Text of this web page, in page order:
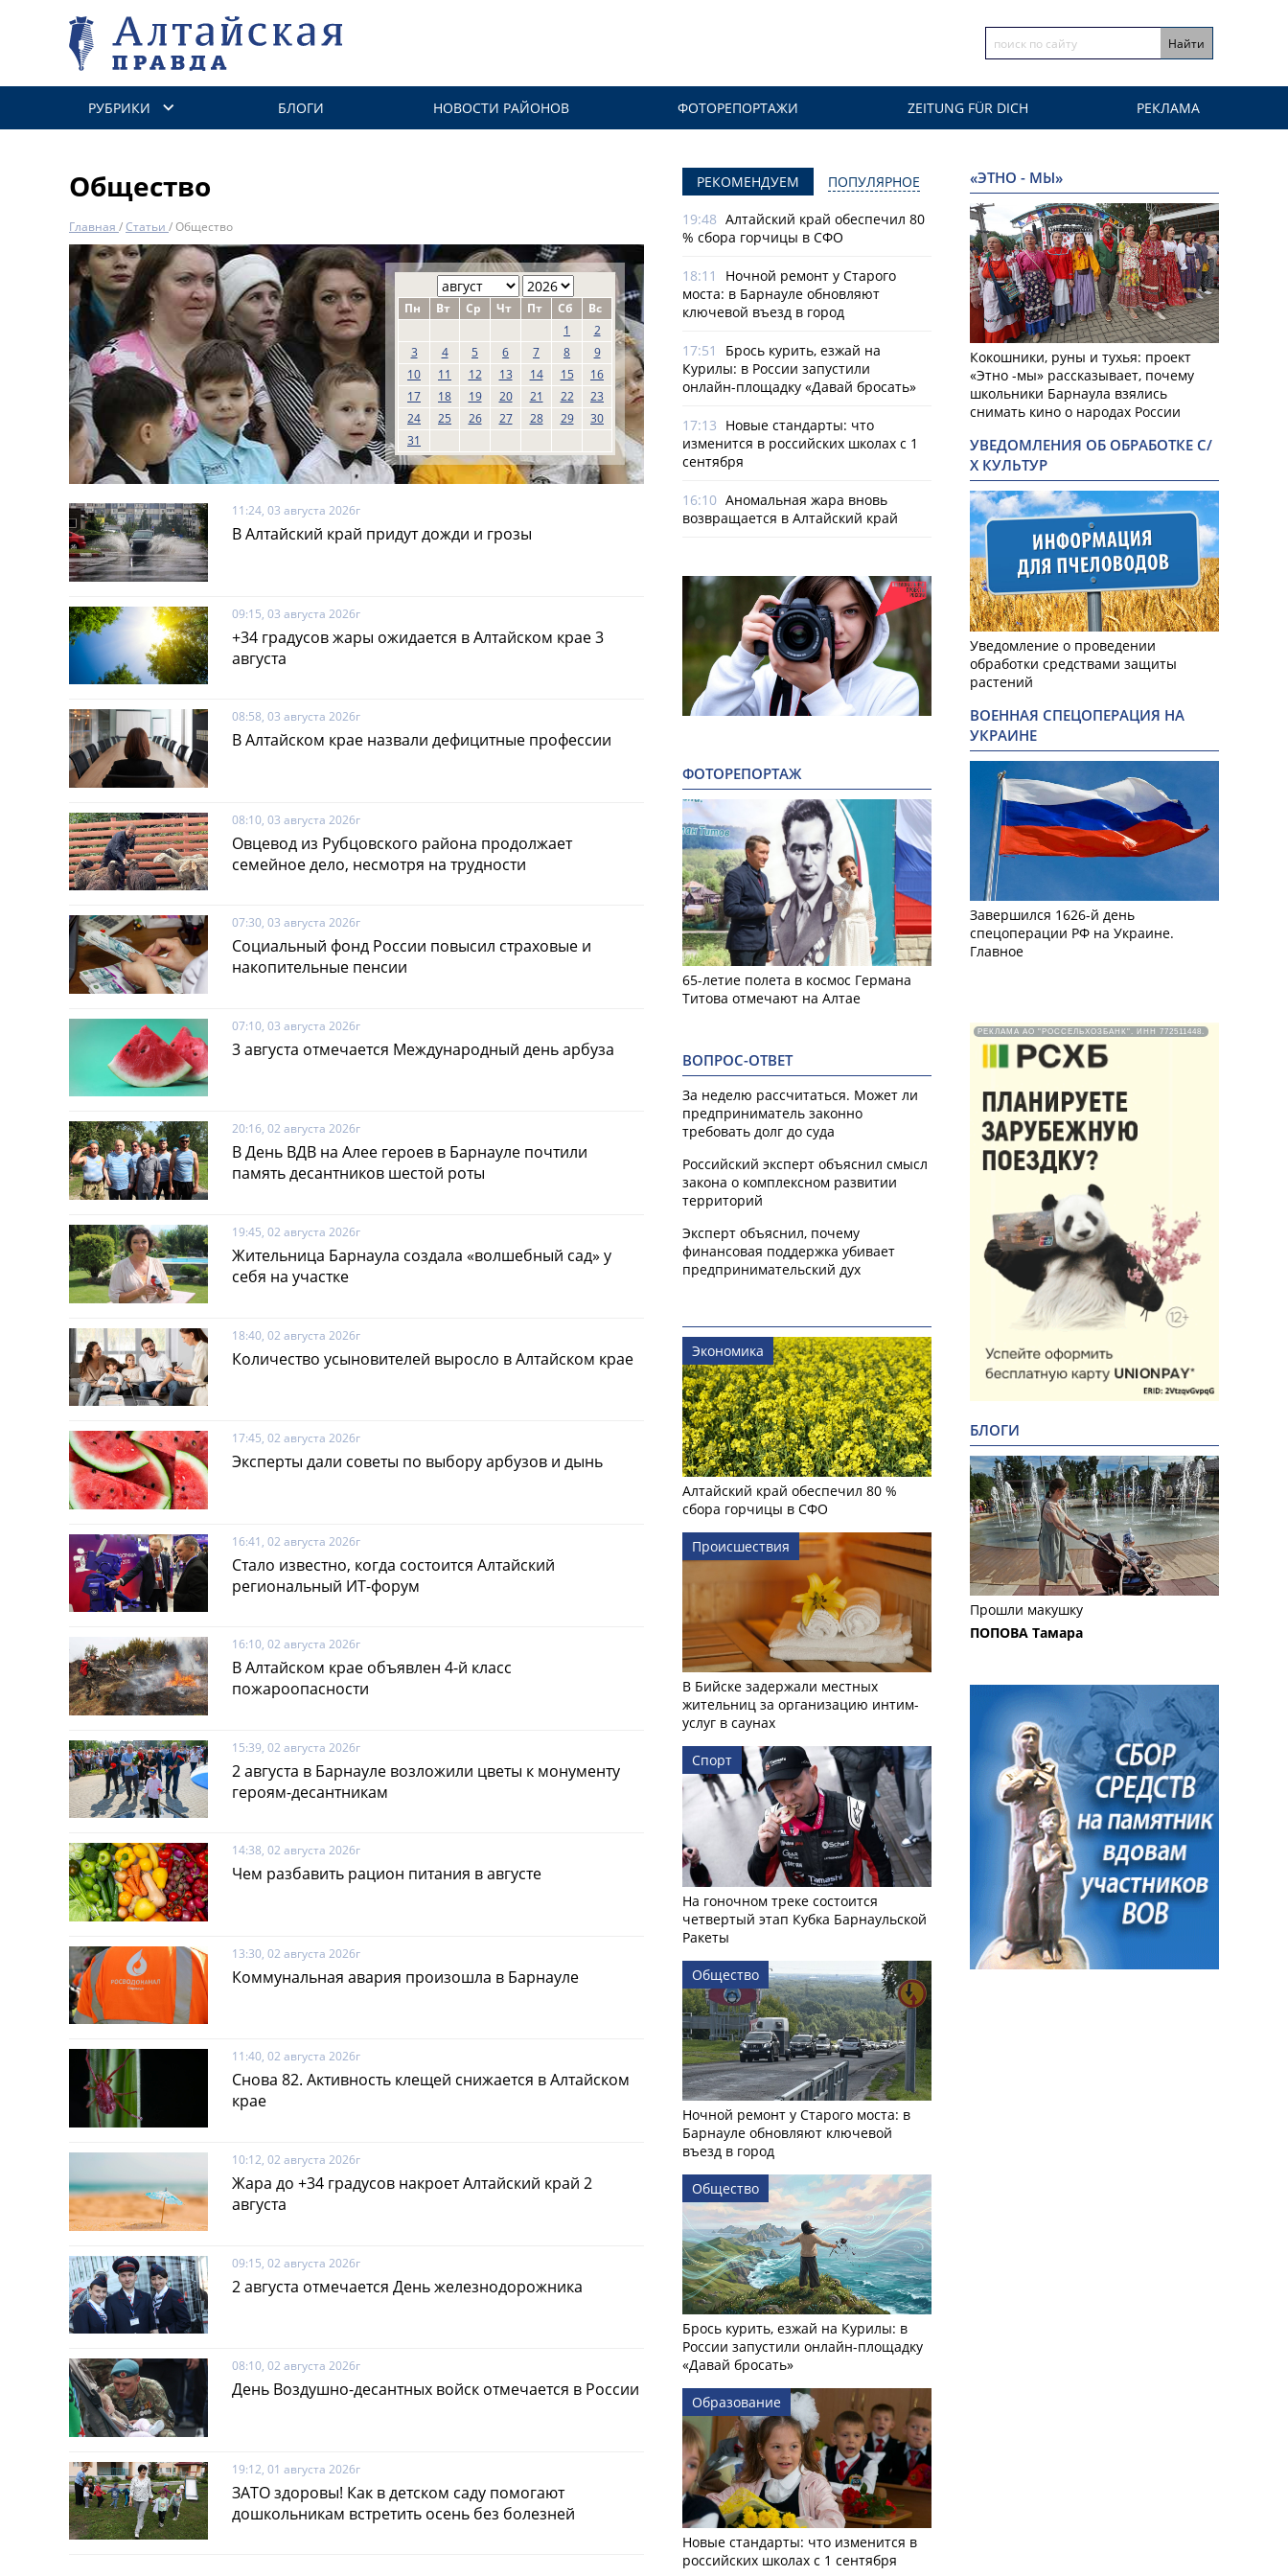
РУБРИКИ БЛОГИ НОВОСТИ РАЙОНОВ ФОТОРЕПОРТАЖИ ZEITUNG FÜR DICH РЕКЛАМА
Общество
Главная /Статьи /Общество
Пн Вт Ср Чт Пт Сб
Вс
1
2
3
4 5 6 7 8
9
10
11 12 13 14 15
16
17
18 19 20 21 22
23
24
25 26 27 28 29
30
31
11:24, 03 августа 2026г
В Алтайский край придут дожди и грозы
09:15, 03 августа 2026г
+34 градусов жары ожидается в Алтайском крае 3
августа
08:58, 03 августа 2026г
В Алтайском крае назвали дефицитные профессии
08:10, 03 августа 2026г
Овцевод из Рубцовского района продолжает
семейное дело, несмотря на трудности
07:30, 03 августа 2026г
Социальный фонд России повысил страховые и
накопительные пенсии
07:10, 03 августа 2026г
3 августа отмечается Международный день арбуза
20:16, 02 августа 2026г
В День ВДВ на Алее героев в Барнауле почтили
память десантников шестой роты
19:45, 02 августа 2026г
Жительница Барнаула создала «волшебный сад» у
себя на участке
18:40, 02 августа 2026г
Количество усыновителей выросло в Алтайском крае
17:45, 02 августа 2026г
Эксперты дали советы по выбору арбузов и дынь
16:41, 02 августа 2026г
Стало известно, когда состоится Алтайский
региональный ИТ-форум
16:10, 02 августа 2026г
В Алтайском крае объявлен 4-й класс
пожароопасности
15:39, 02 августа 2026г
2 августа в Барнауле возложили цветы к монументу
героям-десантникам
14:38, 02 августа 2026г
Чем разбавить рацион питания в августе
13:30, 02 августа 2026г
Коммунальная авария произошла в Барнауле
11:40, 02 августа 2026г
Снова 82. Активность клещей снижается в Алтайском
крае
10:12, 02 августа 2026г
Жара до +34 градусов накроет Алтайский край 2
августа
09:15, 02 августа 2026г
2 августа отмечается День железнодорожника
08:10, 02 августа 2026г
День Воздушно-десантных войск отмечается в России
19:12, 01 августа 2026г
ЗАТО здоровы! Как в детском саду помогают
дошкольникам встретить осень без болезней
РЕКОМЕНДУЕМ ПОПУЛЯРНОЕ
19:48 Алтайский край обеспечил 80
% сбора горчицы в СФО
18:11
Ночной ремонт у Старого
моста: в Барнауле обновляют
ключевой въезд в город
17:51
Брось курить, езжай на
Курилы: в России запустили
онлайн-­площадку «Давай бросать»
17:13 Новые стандарты: что
изменится в российских школах с 1
сентября
16:10 Аномальная жара вновь
возвращается в Алтайский край
ФОТОРЕПОРТАЖ
65-летие полета в космос Германа
Титова отмечают на Алтае
ВОПРОС-ОТВЕТ
За неделю рассчитаться. Может ли
предприниматель законно
требовать долг до суда
Российский эксперт объяснил смысл
закона о комплексном развитии
территорий
Эксперт объяснил, почему
финансовая поддержка убивает
предпринимательский дух
Экономика
Алтайский край обеспечил 80 %
сбора горчицы в СФО
Происшествия
В Бийске задержали местных
жительниц за организацию интим-
услуг в саунах
Спорт
На гоночном треке состоится
четвертый этап Кубка Барнаульской
Ракеты
Общество
Ночной ремонт у Старого моста: в
Барнауле обновляют ключевой
въезд в город
Общество
Брось курить, езжай на Курилы: в
России запустили онлайн-­площадку
«Давай бросать»
Образование
Новые стандарты: что изменится в
российских школах с 1 сентября
«ЭТНО - МЫ»
Кокошники, руны и тухья: проект
«Этно -мы» рассказывает, почему
школьники Барнаула взялись
снимать кино о народах России
УВЕДОМЛЕНИЯ ОБ ОБРАБОТКЕ С/
Х КУЛЬТУР
Уведомление о проведении
обработки средствами защиты
растений
ВОЕННАЯ СПЕЦОПЕРАЦИЯ НА
УКРАИНЕ
Завершился 1626-й день
спецоперации РФ на Украине.
Главное
РЕКЛАМА АО "РОССЕЛЬХОЗБАНК". ИНН 772511448.
БЛОГИ
Прошли макушку
ПОПОВА Тамара